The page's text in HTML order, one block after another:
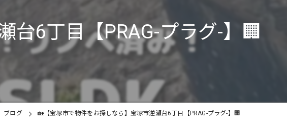
仲介
リノベーション
土地
6丁目【PRAG-プラグ-】🏢
ブログ 🏡【宝塚市で物件をお探しなら】宝塚市逆瀬台6丁目【PRAG-プラグ-】🏢